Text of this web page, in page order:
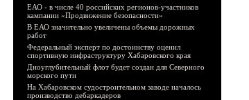
ЕАО - в числе 40 российских регионов-участников
кампании «Продвижение безопасности»
В ЕАО значительно увеличены объемы дорожных
работ
Федеральный эксперт по достоинству оценил
спортивную инфраструктуру Хабаровского края
Дноуглубительный флот будет создан для Северного
морского пути
На Хабаровском судостроительном заводе началось
производство дебаркадеров